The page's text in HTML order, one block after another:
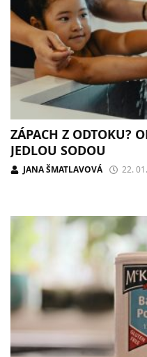
ZÁPACH Z ODTOKU?
JEDLOU SODOU
JANA ŠMATLAVOVÁ 22.